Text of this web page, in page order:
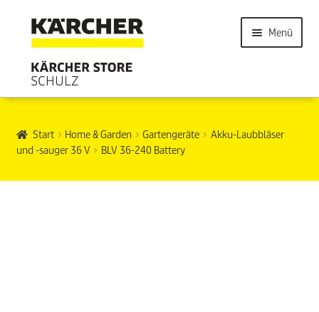
Menü
Start Home & Garden Gartengeräte
Akku-Laubbläser
und -sauger 36 V
BLV 36-240 Battery